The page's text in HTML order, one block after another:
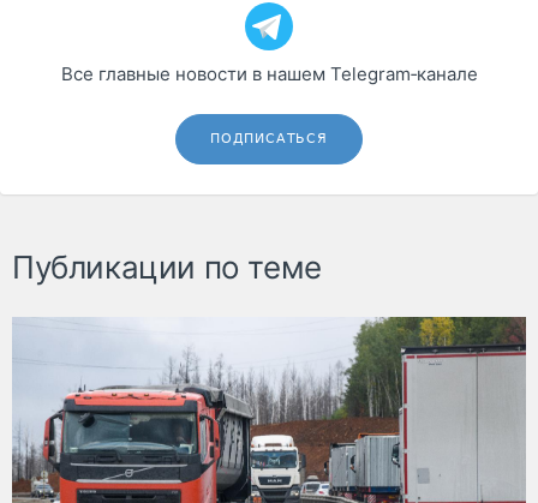
Все главные новости в нашем Telegram‑канале
ПОДПИСАТЬСЯ
Публикации по теме